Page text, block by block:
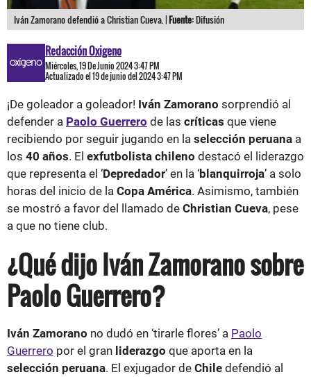
Iván Zamorano defendió a Christian Cueva. |Fuente:Difusión
Redacción Oxigeno
Miércoles, 19 De Junio 2024 3:47 PM
Actualizado el 19 de junio del 2024 3:47 PM
¡De goleador a goleador! Iván Zamorano sorprendió al
defender a Paolo Guerrero de las críticas que viene
recibiendo por seguir jugando en la selección peruana a
los 40 años. El exfutbolista chileno destacó el liderazgo
que representa el ‘Depredador’ en la ‘blanquirroja’ a solo
horas del inicio de la Copa América. Asimismo, también
se mostró a favor del llamado de Christian Cueva, pese
a que no tiene club.
¿Qué dijo Iván Zamorano sobre
Paolo Guerrero?
Iván Zamorano no dudó en ‘tirarle flores’ a Paolo
Guerrero por el gran liderazgo que aporta en la
selección peruana. El exjugador de Chile defendió al